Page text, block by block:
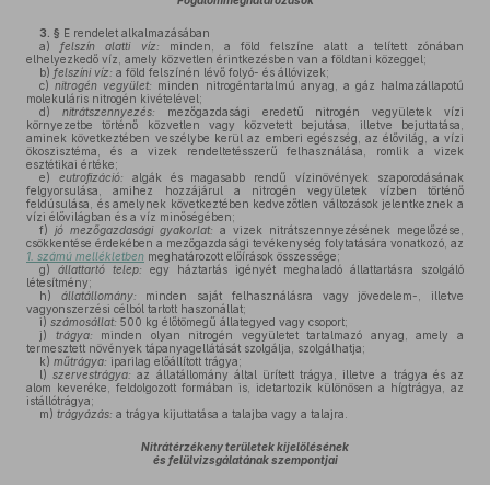
3. § E rendelet alkalmazásában
a)
felszín alatti víz: minden, a föld felszíne alatt a telített zónában
elhelyezkedő víz, amely közvetlen érintkezésben van a földtani közeggel;
b) felszíni víz: a föld felszínén lévő folyó- és állóvizek;
c) nitrogén vegyület: minden nitrogéntartalmú anyag, a gáz halmazállapotú
molekuláris nitrogén kivételével;
d)
nitrátszennyezés: mezőgazdasági eredetű nitrogén vegyületek vízi
környezetbe történő közvetlen vagy közvetett bejutása, illetve bejuttatása,
aminek következtében veszélybe kerül az emberi egészség, az élővilág, a vízi
ökoszisztéma, és a vizek rendeltetésszerű felhasználása, romlik a vizek
esztétikai értéke;
e)
eutrofizáció: algák és magasabb rendű vízinövények szaporodásának
felgyorsulása, amihez hozzájárul a nitrogén vegyületek vízben történő
feldúsulása, és amelynek következtében kedvezőtlen változások jelentkeznek a
vízi élővilágban és a víz minőségében;
f) jó mezőgazdasági gyakorlat: a vizek nitrátszennyezésének megelőzése,
csökkentése érdekében a mezőgazdasági tevékenység folytatására vonatkozó, az
1. számú mellékletben meghatározott előírások összessége;
g)
állattartó telep: egy háztartás igényét meghaladó állattartásra szolgáló
létesítmény;
h)
állatállomány: minden saját felhasználásra vagy jövedelem-, illetve
vagyonszerzési célból tartott haszonállat;
i) számosállat: 500 kg élőtömegű állategyed vagy csoport;
j)
trágya: minden olyan nitrogén vegyületet tartalmazó anyag, amely a
termesztett növények tápanyagellátását szolgálja, szolgálhatja;
k) műtrágya: iparilag előállított trágya;
l) szervestrágya: az állatállomány által ürített trágya, illetve a trágya és az
alom keveréke, feldolgozott formában is, idetartozik különösen a hígtrágya, az
istállótrágya;
m) trágyázás: a trágya kijuttatása a talajba vagy a talajra.
Nitrátérzékeny területek kijelölésének
és felülvizsgálatának szempontjai